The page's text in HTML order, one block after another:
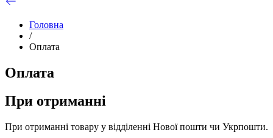
Головна
/
Оплата
Оплата
При отриманні
При отриманні товару у відділенні Нової пошти чи Укрпошти.